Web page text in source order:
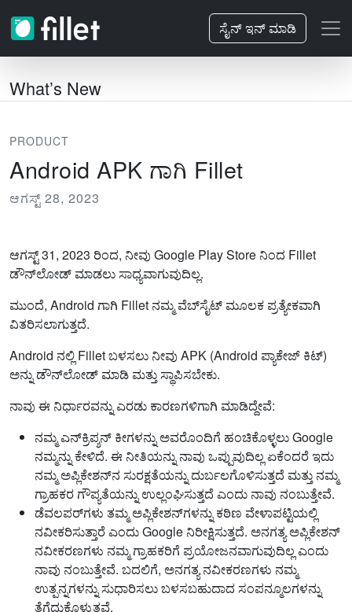
ಸೈನ್ ಇನ್ ಮಾಡಿ
What’s New
PRODUCT
Android APK ಗಾಗಿ Fillet
ಆಗಸ್ಟ್ 28, 2023
ಆಗಸ್ಟ್ 31, 2023 ರಿಂದ, ನೀವು Google Play Store ನಿಂದ Fillet
ಡೌನ್‌ಲೋಡ್ ಮಾಡಲು ಸಾಧ್ಯವಾಗುವುದಿಲ್ಲ.
ಮುಂದೆ, Android ಗಾಗಿ Fillet ನಮ್ಮ ವೆಬ್‌ಸೈಟ್ ಮೂಲಕ ಪ್ರತ್ಯೇಕವಾಗಿ
ವಿತರಿಸಲಾಗುತ್ತದೆ.
Android ನಲ್ಲಿ Fillet ಬಳಸಲು ನೀವು APK (Android ಪ್ಯಾಕೇಜ್ ಕಿಟ್)
ಅನ್ನು ಡೌನ್‌ಲೋಡ್ ಮಾಡಿ ಮತ್ತು ಸ್ಥಾಪಿಸಬೇಕು.
ನಾವು ಈ ನಿರ್ಧಾರವನ್ನು ಎರಡು ಕಾರಣಗಳಿಗಾಗಿ ಮಾಡಿದ್ದೇವೆ:
ನಮ್ಮ ಎನ್‌ಕ್ರಿಪ್ಶನ್ ಕೀಗಳನ್ನು ಅವರೊಂದಿಗೆ ಹಂಚಿಕೊಳ್ಳಲು Google
ನಮ್ಮನ್ನು ಕೇಳಿದೆ. ಈ ನೀತಿಯನ್ನು ನಾವು ಒಪ್ಪುವುದಿಲ್ಲ ಏಕೆಂದರೆ ಇದು
ನಮ್ಮ ಅಪ್ಲಿಕೇಶನ್‌ನ ಸುರಕ್ಷತೆಯನ್ನು ದುರ್ಬಲಗೊಳಿಸುತ್ತದೆ ಮತ್ತು ನಮ್ಮ
ಗ್ರಾಹಕರ ಗೌಪ್ಯತೆಯನ್ನು ಉಲ್ಲಂಘಿಸುತ್ತದೆ ಎಂದು ನಾವು ನಂಬುತ್ತೇವೆ.
ಡೆವಲಪರ್‌ಗಳು ತಮ್ಮ ಅಪ್ಲಿಕೇಶನ್‌ಗಳನ್ನು ಕಠಿಣ ವೇಳಾಪಟ್ಟಿಯಲ್ಲಿ
ನವೀಕರಿಸುತ್ತಾರೆ ಎಂದು Google ನಿರೀಕ್ಷಿಸುತ್ತದೆ. ಅನಗತ್ಯ ಅಪ್ಲಿಕೇಶನ್
ನವೀಕರಣಗಳು ನಮ್ಮ ಗ್ರಾಹಕರಿಗೆ ಪ್ರಯೋಜನವಾಗುವುದಿಲ್ಲ ಎಂದು
ನಾವು ನಂಬುತ್ತೇವೆ. ಬದಲಿಗೆ, ಅನಗತ್ಯ ನವೀಕರಣಗಳು ನಮ್ಮ
ಉತ್ಪನ್ನಗಳನ್ನು ಸುಧಾರಿಸಲು ಬಳಸಬಹುದಾದ ಸಂಪನ್ಮೂಲಗಳನ್ನು
ತೆಗೆದುಕೊಳ್ಳುತ್ತವೆ.